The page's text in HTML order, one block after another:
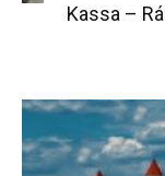
Kassa –